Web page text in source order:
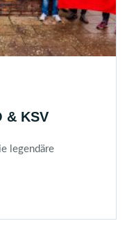
& KSV
legendäre